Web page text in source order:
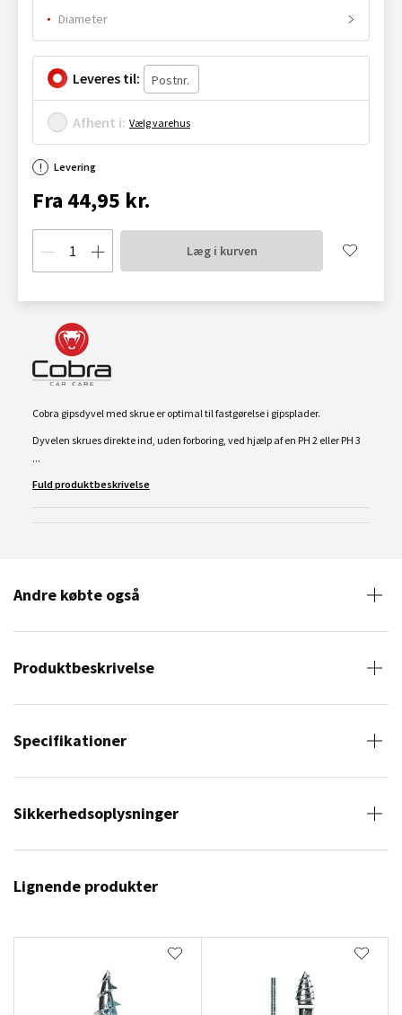
Diameter
Leveres til:
Afhent i: Vælg varehus
Levering
Fra 44,95 kr.
Læg i kurven
Cobra gipsdyvel med skrue er optimal til fastgørelse i gipsplader.
Dyvelen skrues direkte ind, uden forboring, ved hjælp af en PH 2 eller PH 3
...
Fuld produktbeskrivelse
Andre købte også
Produktbeskrivelse
Specifikationer
Sikkerhedsoplysninger
Lignende produkter